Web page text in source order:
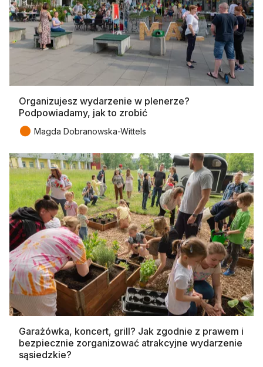
Organizujesz wydarzenie w plenerze?
Podpowiadamy, jak to zrobić
● Magda Dobranowska-Wittels
Garażówka, koncert, grill? Jak zgodnie z prawem i
bezpiecznie zorganizować atrakcyjne wydarzenie
sąsiedzkie?